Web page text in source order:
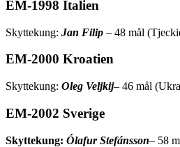
EM-1998 Italien
Skyttekung: Jan Filip – 48 mål
EM-2000 Kroatien
Skyttekung: Oleg Veljkij– 46 mål
EM-2002 Sverige
Skyttekung: Ólafur Stefánsson– 58